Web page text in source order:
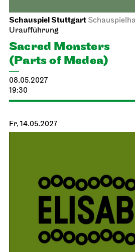
Schauspiel Stuttgart
Uraufführung
Sacred Monsters
(Parts of Medea)
08.05.2027
19:30
Fr, 14.05.2027